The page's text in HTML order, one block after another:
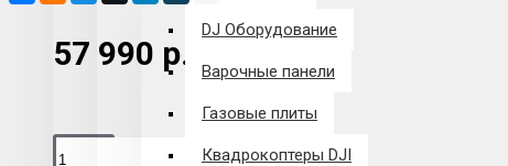
DJ Оборудование
Варочные панели
Газовые плиты
Квадрокоптеры DJI
57 990 р.